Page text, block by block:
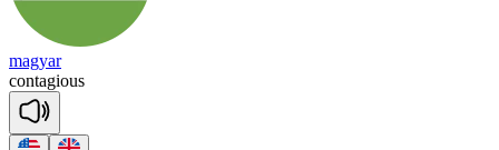
magyar
contagious